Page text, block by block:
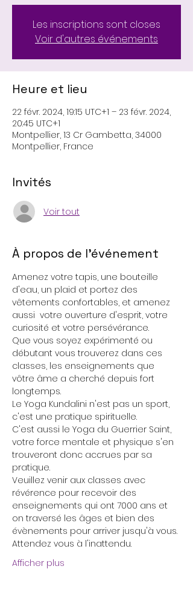
Les inscriptions sont closes
Voir d'autres événements
Heure et lieu
22 févr. 2024, 19:15 UTC+1 – 23 févr. 2024,
20:45 UTC+1
Montpellier, 13 Cr Gambetta, 34000
Montpellier, France
Invités
Voir tout
À propos de l'événement
Amenez votre tapis, une bouteille
d'eau, un plaid et portez des
vêtements confortables, et amenez
aussi  votre ouverture d'esprit, votre
curiosité et votre persévérance.
Que vous soyez expérimenté ou
débutant vous trouverez dans ces
classes, les enseignements que
vôtre âme a cherché depuis fort
longtemps.
Le Yoga Kundalini n'est pas un sport,
c'est une pratique spirituelle.
C'est aussi le Yoga du Guerrier Saint,
votre force mentale et physique s'en
trouveront donc accrues par sa
pratique.
Veuillez venir aux classes avec
révérence pour recevoir des
enseignements qui ont 7000 ans et
on traversé les âges et bien des
évènements pour arriver jusqu'à vous.
Attendez vous à l'inattendu.
Afficher plus